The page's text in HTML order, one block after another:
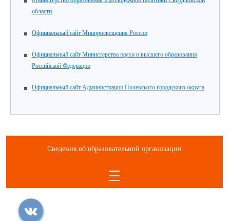
области
Официальный сайт Минпросвещения России
Официальный сайт Министерства науки и высшего образования
Российской Федерации
Официальный сайт Администрации Полевского городского округа
Сведения об образовательной организации